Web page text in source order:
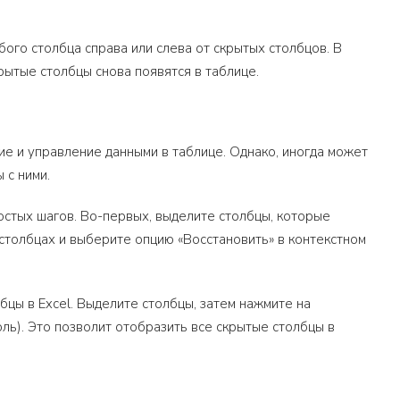
столбца справа или слева от скрытых столбцов. В
столбцы снова появятся в таблице.
и управление данными в таблице. Однако, иногда может
с ними.
шагов. Во-первых, выделите столбцы, которые
и выберите опцию «Восстановить» в контекстном
в Excel. Выделите столбцы, затем нажмите на
Это позволит отобразить все скрытые столбцы в